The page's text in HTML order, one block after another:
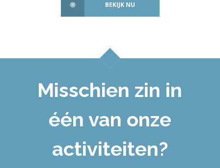
BEKIJK NU
Misschien zin in
één van onze
activiteiten?